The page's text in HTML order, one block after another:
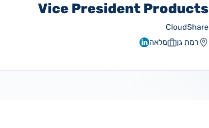
Vice President Products
CloudShare
רמת גן
מלאה